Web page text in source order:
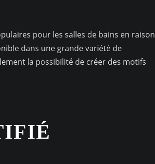
pour les salles de bains en raison
dans une grande variété de
la possibilité de créer des motifs